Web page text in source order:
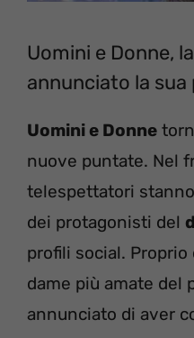
Uomini e Donne,
annunciato la
Uomini e Donne
nuove puntate. Nel
telespettatori
dei protagonisti del
profili social.
dame più amate del
annunciato di aver